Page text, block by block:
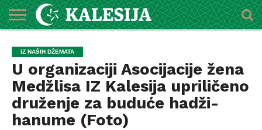
O
MEDŽLISU
DŽEMATI
IMAMI
MEKTEBSKI
CENTAR
VIJESTI
HUTBE
NAJAVE
KALENDAR
KONTAKT
IZ NAŠIH DŽEMATA
U organizaciji Asocijacije žena
Medžlisa IZ Kalesija upriličeno
druženje za buduće hadži-
hanume (Foto)